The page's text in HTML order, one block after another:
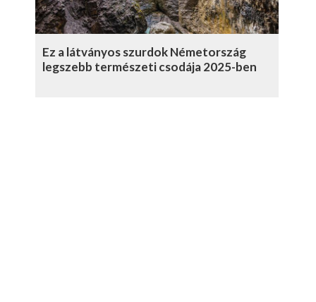
Ez a látványos szurdok Németország
legszebb természeti csodája 2025-ben